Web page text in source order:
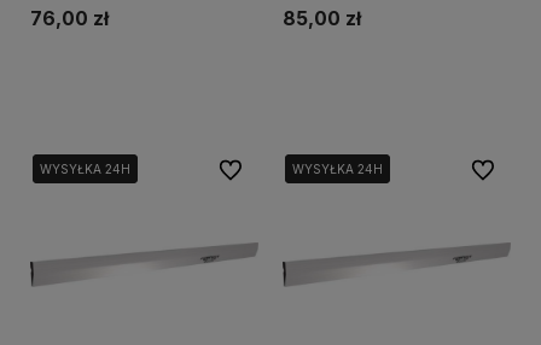
76,00 zł 85,00 zł
WYSYŁKA 24H
WYSYŁKA 24H Do ulubionychWYSYŁKA 24H
WYSYŁKA 24H Do